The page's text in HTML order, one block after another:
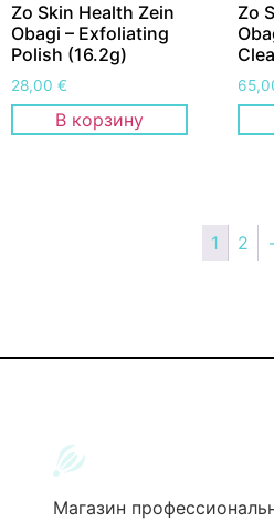
Zo Skin Health Zein
Obagi – Exfoliating
Polish (16.2g)
28,00 €
В корзину
Zo
1 2
Магазин